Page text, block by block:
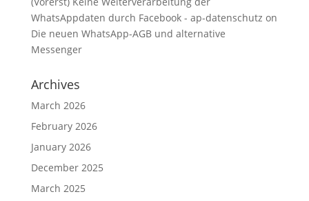
WhatsAppdaten durch Facebook - ap-datenschutz on
Die neuen WhatsApp-AGB und alternative
Messenger
Archives
March 2026
February 2026
January 2026
December 2025
March 2025